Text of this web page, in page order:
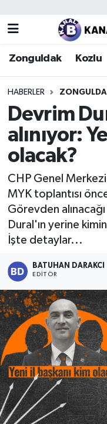
Zonguldak Kozlu
HABERLER
Devrim
alınıyor:
olacak?
CHP Genel
MYK toplantısı
Görevden
Dural'ın yerine
İşte detaylar...
BATUHAN DARAKCI
EDITÖR
Zonguldak
Kozlu
Ereğli
Çaycuma
Alaplı
Devrek
Gökçebey
Spor
Ulusal
Zonguldak
Zonguldak
Zonguldak
Puan Durumu
Tüm Manşetler
Son Dakika
Haber Arşivi